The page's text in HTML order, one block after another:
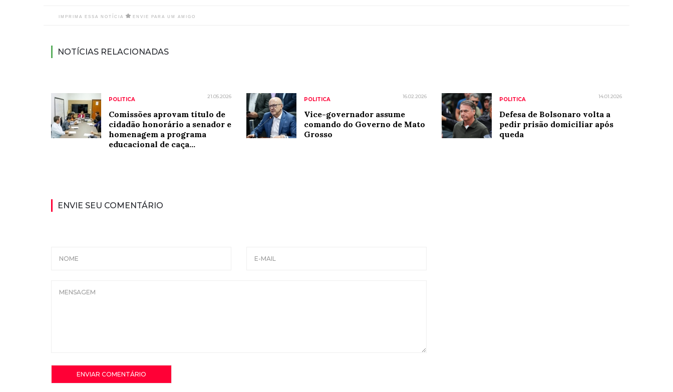
IMPRIMA ESSA NOTÍCIA ENVIE PARA UM AMIGO
NOTÍCIAS RELACIONADAS
POLITICA 21.05.2026
Comissões aprovam título de
cidadão honorário a senador e
homenagem a programa
educacional de caça...
POLITICA 16.02.2026
Vice-governador assume
comando do Governo de Mato
Grosso
POLITICA 14.01.2026
Defesa de Bolsonaro volta a
pedir prisão domiciliar após
queda
ENVIE SEU COMENTÁRIO